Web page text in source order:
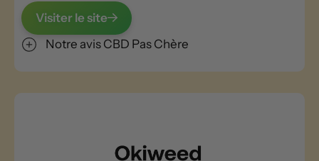
Visiter le site
Notre avis CBD Pas Chère